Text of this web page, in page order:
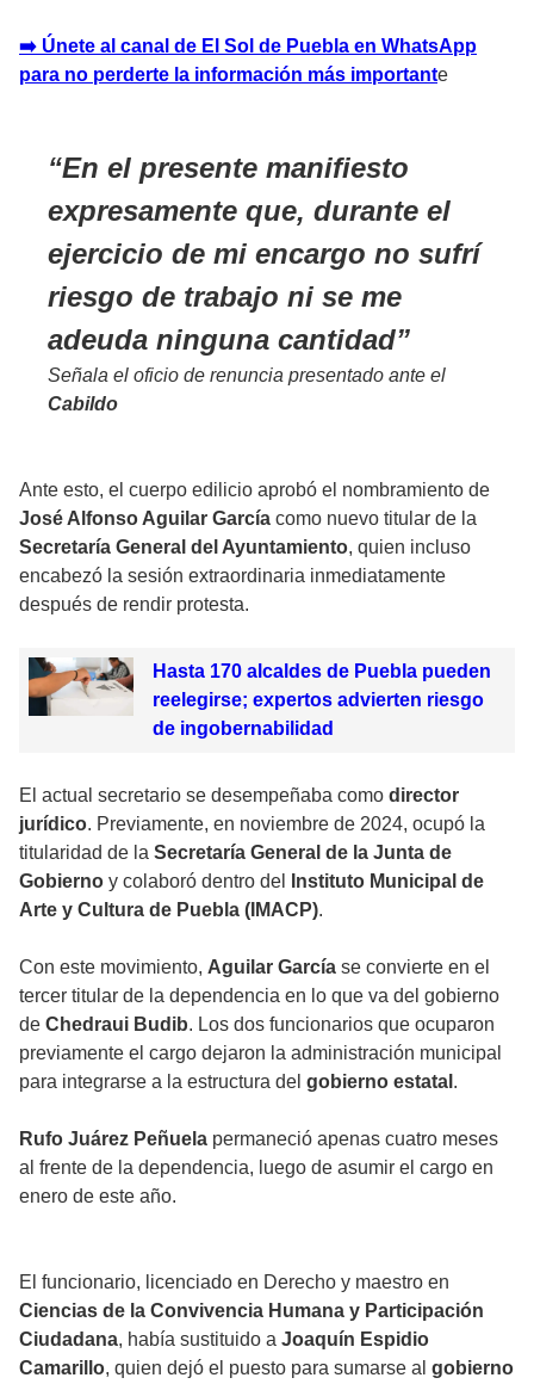
➡️ Únete al canal de El Sol de Puebla en WhatsApp
para no perderte la información más importante
En el presente manifiesto
expresamente que, durante el
ejercicio de mi encargo no sufrí
riesgo de trabajo ni se me
adeuda ninguna cantidad
Señala el oficio de renuncia presentado ante el
Cabildo
Ante esto, el cuerpo edilicio aprobó el nombramiento de
José Alfonso Aguilar García como nuevo titular de la
Secretaría General del Ayuntamiento, quien incluso
encabezó la sesión extraordinaria inmediatamente
después de rendir protesta.
Hasta 170 alcaldes de Puebla pueden
reelegirse; expertos advierten riesgo
de ingobernabilidad
El actual secretario se desempeñaba como director
jurídico. Previamente, en noviembre de 2024, ocupó la
titularidad de la Secretaría General de la Junta de
Gobierno y colaboró dentro del
Instituto Municipal de
Arte y Cultura de Puebla (IMACP).
Con este movimiento, Aguilar García se convierte en el
tercer titular de la dependencia en lo que va del gobierno
de Chedraui Budib. Los dos funcionarios que ocuparon
previamente el cargo dejaron la administración municipal
para integrarse a la estructura del gobierno estatal .
Rufo Juárez Peñuela permaneció apenas cuatro meses
al frente de la dependencia, luego de asumir el cargo en
enero de este año.
El funcionario, licenciado en Derecho y maestro en
Ciencias de la Convivencia Humana y Participación
Ciudadana, había sustituido a Joaquín Espidio
Camarillo, quien dejó el puesto para sumarse al gobierno